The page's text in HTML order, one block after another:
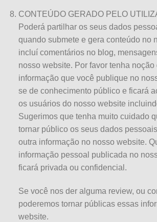
CONTEÚDO GERADO PELO
Poderá partilhar os seus dados
quando submete e gera conteúdo no
incluí comentários no blog,
nosso website. Por favor tenha
informação que você publique no
se de conhecimento público e ficará
os usuários do nosso website
Sugerimos que tenha muito cuidado
tornar público os seus dados
outra informação no nosso website.
informação pessoal publicada no
ficará privada ou confidencial.
Se você nos der alguma review, ou
poderemos tornar públicas essas
website.